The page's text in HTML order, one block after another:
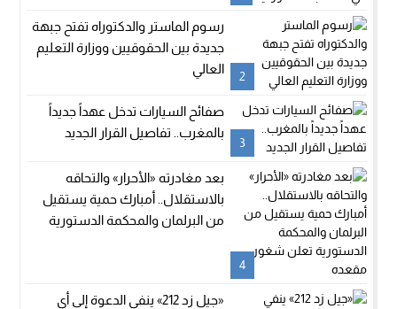
2
رسوم الماستر والدكتوراه تفتح جبهة
جديدة بين الحقوقيين ووزارة التعليم
العالي
3
صفائح السيارات تدخل عهداً جديداً
بالمغرب.. تفاصيل القرار الجديد
4
بعد مغادرته «الأحرار» والتحاقه
بالاستقلال.. أمبارك حمية يستقيل
من البرلمان والمحكمة الدستورية
«جيل زد 212» ينفي الدعوة إلى أي